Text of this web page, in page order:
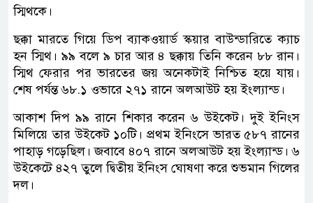
স্মিথকে।
ছক্কা মারতে গিয়ে ডিপ ব্যাকওয়ার্ড স্কয়ার বাউন্ডারিতে ক্যাচ
হন স্মিথ। ৯৯ বলে ৯ চার আর ৪ ছক্কায় তিনি করেন ৮৮ রান।
স্মিথ ফেরার পর ভারতের জয় অনেকটাই নিশ্চিত হয়ে যায়।
শেষ পর্যন্ত ৬৮.১ ওভারে ২৭১ রানে অলআউট হয় ইংল্যান্ড।
আকাশ দিপ ৯৯ রানে শিকার করেন ৬ উইকেট। দুই ইনিংস
মিলিয়ে তার উইকেট ১০টি। প্রথম ইনিংসে ভারত ৫৮৭ রানের
পাহাড় গড়েছিল। জবাবে ৪০৭ রানে অলআউট হয় ইংল্যান্ড। ৬
উইকেটে ৪২৭ তুলে দ্বিতীয় ইনিংস ঘোষণা করে শুভমান গিলের
দল।